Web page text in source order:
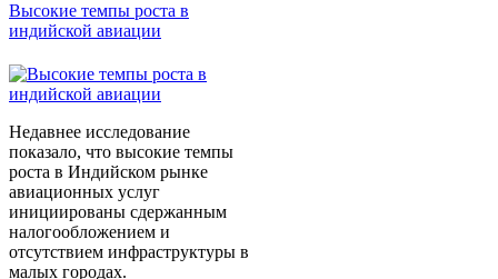
Высокие темпы роста в
индийской авиации
Недавнее исследование
показало, что высокие темпы
роста в Индийском рынке
авиационных услуг
инициированы сдержанным
налогообложением и
отсутствием инфраструктуры в
малых городах.